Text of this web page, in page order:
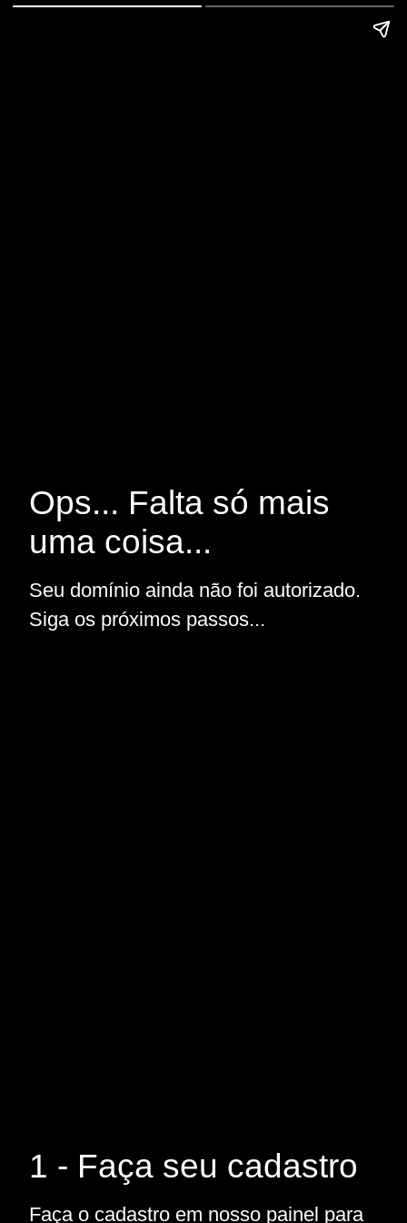
Ops... Falta só mais
uma coisa...
Seu domínio ainda não foi autorizado.
Siga os próximos passos...
1 - Faça seu cadastro
Faça o cadastro em nosso painel para